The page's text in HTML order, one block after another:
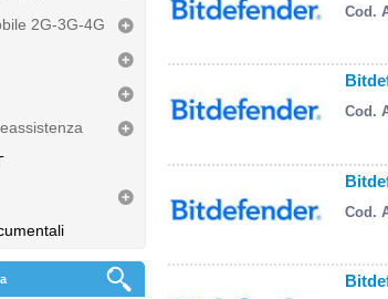
2G-3G-4G
Cod.
Cod.
Cod.